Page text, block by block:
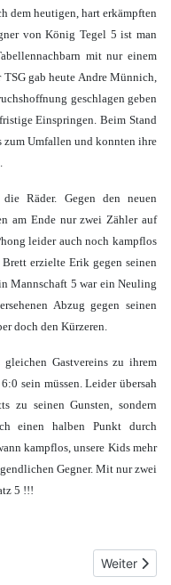
dem heutigen, hart erkämpften
von König Tegel 5 ist man
mit nur einem
gab heute Andre Münnich,
geschlagen geben
Einspringen. Beim Stand
zum Umfallen und konnten ihre
Räder. Gegen den neuen
am Ende nur zwei Zähler auf
leider auch noch kampflos
erzielte Erik gegen seinen
Mannschaft 5 war ein Neuling
Abzug gegen seinen
doch den Kürzeren.
Gastvereins zu ihrem
sein müssen. Leider übersah
zu seinen Gunsten, sondern
einen halben Punkt durch
kampflos, unsere Kids mehr
Gegner. Mit nur zwei
5 !!!
Titel Nächster
Weiter